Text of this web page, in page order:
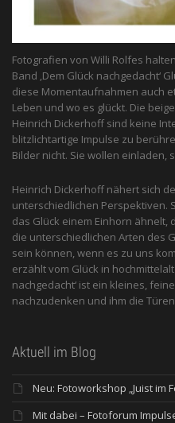
Fotografien von Willi Rolfes
Band ‚Dem Glück nachgedacht‘
diese Momentaufnahmen auch
Leben und wo es glückt. Die
Heinrich Dickerhoff sind keine
blitzlichtartige Impulse zu
Bilder nicht. Sie wollen einladen,
Heinrich Dickerhoff nähert sich
unterschiedlichen Perspektiven.
das Glück einem Einhorn
die unterschiedlichen Arten des
sein können, wenn es zu uns
erzählt vom Glück in
nachgedacht‘ ist ein kleines,
nachzudenken und ihm die
Aktuell im Blog
Neu: Fotoworkshop „Juist im
Mit dabei – Fotoforum